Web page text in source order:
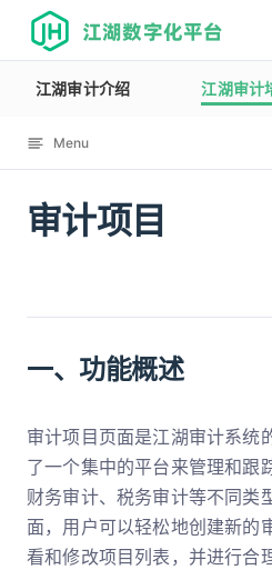
江湖数字化平台
江湖审计介绍 江湖审计
Menu
审计项目
12131
一、功能概述
审计项目页面是江湖审计系统
了一个集中的平台来管理和跟
财务审计、税务审计等不同类
面，用户可以轻松地创建新的
看和修改项目列表，并进行合